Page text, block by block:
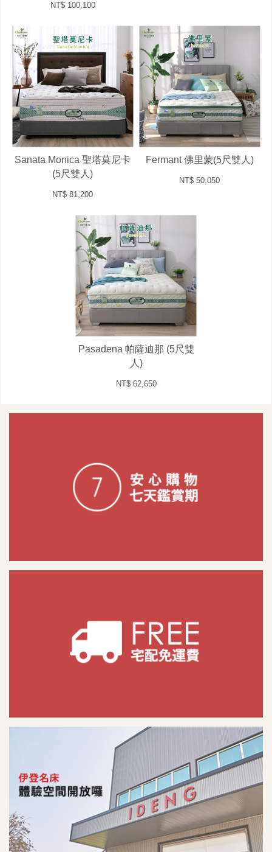
NT$ 100,100
Sanata Monica 聖塔莫尼卡
(5尺雙人)
NT$ 81,200
Fermant 佛里蒙(5尺雙人)
NT$ 50,050
Pasadena 帕薩迪那 (5尺雙
人)
NT$ 62,650